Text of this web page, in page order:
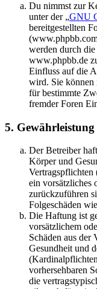
Du nimmst zur
unter der „GNU
bereitgestellten
werden durch
www.phpbb.de
Einfluss auf die
wird. Sie können
für bestimmte
fremder Foren
5. Gewährleistung
Der Betreiber
Körper und
ein vorsätzliches
zurückzuführen
Folgeschäden
Die Haftung ist
vorsätzlichem
Schäden aus
Gesundheit und
vorhersehbaren
die